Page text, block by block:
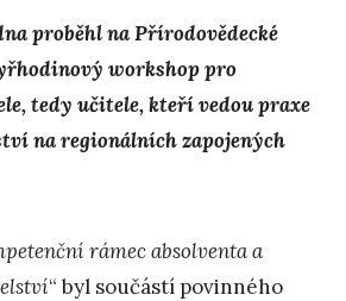
proběhl na Přírodovědecké
workshop pro
tedy učitele, kteří vedou praxe
na regionálních zapojených
rámec absolventa a
“ byl součástí povinného